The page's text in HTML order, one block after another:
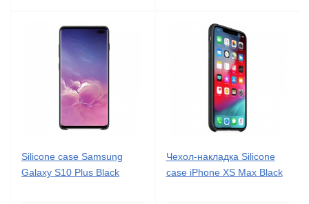
Silicone case Samsung
Galaxy S10 Plus Black
Чехол-накладка Silicone
case iPhone XS Max Black